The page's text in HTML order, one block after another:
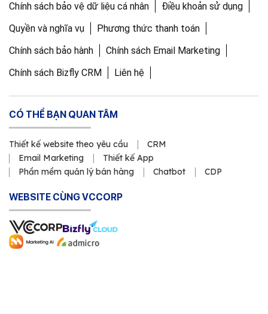
Chính sách bảo vệ dữ liệu cá nhân
Điều khoản sử dụng
Quyền và nghĩa vụ
Phương thức thanh toán
Chính sách bảo hành
Chính sách Email Marketing
Chính sách Bizfly CRM
Liên hệ
CÓ THỂ BẠN QUAN TÂM
Thiết kế website theo yêu cầu
CRM
Email Marketing
Thiết kế App
Phần mềm quản lý bán hàng
Chatbot CDP
WEBSITE CÙNG VCCORP